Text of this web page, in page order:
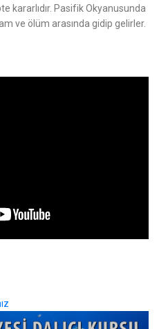
kararlıdır. Pasifik Okyanusunda
ve ölüm arasında gidip gelirler.